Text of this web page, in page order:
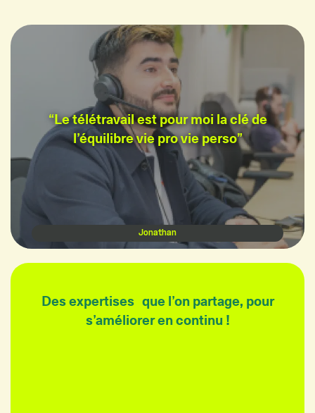
“Le télétravail est pour moi la clé de
l’équilibre vie pro vie perso”
Jonathan
Des expertises que l’on partage, pour
s’améliorer en continu !